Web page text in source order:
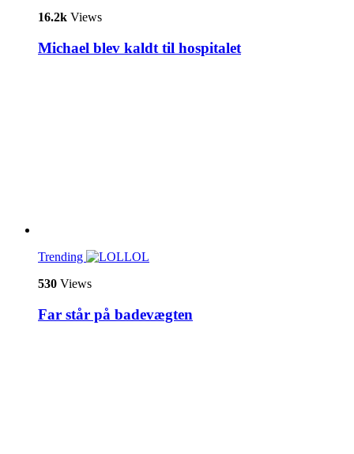
16.2k Views
Michael blev kaldt til hospitalet
Trending
LOL
530 Views
Far står på badevægten